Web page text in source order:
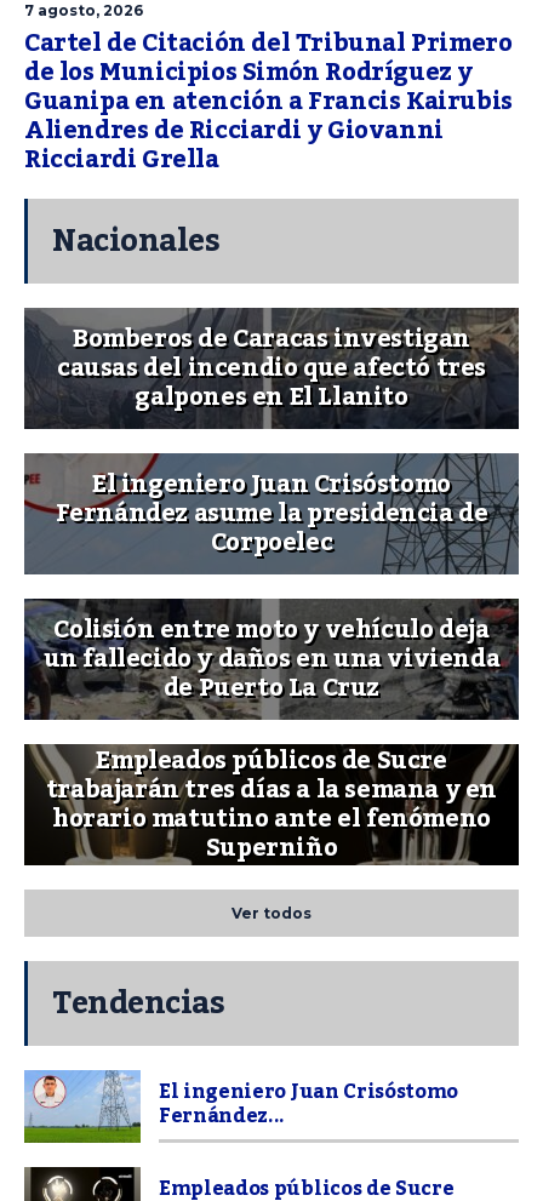
7 agosto, 2026
Cartel de Citación del Tribunal Primero
de los Municipios Simón Rodríguez y
Guanipa en atención a Francis Kairubis
Aliendres de Ricciardi y Giovanni
Ricciardi Grella
Nacionales
Bomberos de Caracas investigan
causas del incendio que afectó tres
galpones en El Llanito
El ingeniero Juan Crisóstomo
Fernández asume la presidencia de
Corpoelec
Colisión entre moto y vehículo deja
un fallecido y daños en una vivienda
de Puerto La Cruz
Empleados públicos de Sucre
trabajarán tres días a la semana y en
horario matutino ante el fenómeno
Superniño
Ver todos
Tendencias
El ingeniero Juan Crisóstomo
Fernández...
Empleados públicos de Sucre